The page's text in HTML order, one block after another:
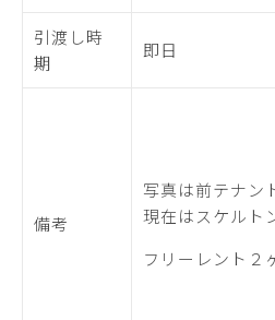
引渡し時
期
即日
備考
写真は前テナン
現在はスケルト
フリーレント２